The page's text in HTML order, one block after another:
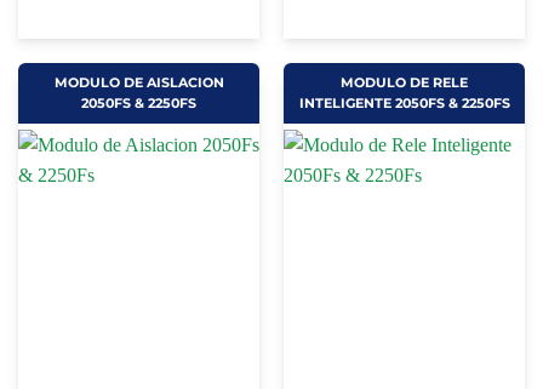
MODULO DE AISLACION
2050FS & 2250FS
MODULO DE RELE
INTELIGENTE 2050FS & 2250FS